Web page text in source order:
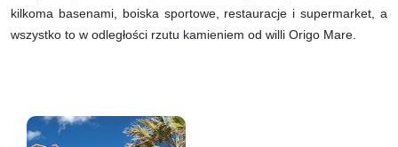
kilkoma basenami, boiska sportowe, restauracje i supermarket, a
wszystko to w odległości rzutu kamieniem od willi Origo Mare.